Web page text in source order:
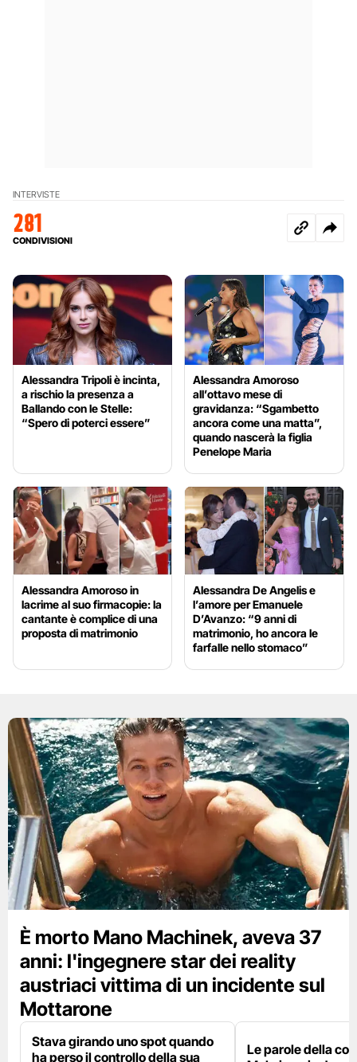
INTERVISTE
281
CONDIVISIONI
Alessandra Tripoli è incinta,
a rischio la presenza a
Ballando con le Stelle:
“Spero di poterci essere”
Alessandra Amoroso
all’ottavo mese di
gravidanza: “Sgambetto
ancora come una matta”,
quando nascerà la figlia
Penelope Maria
Alessandra Amoroso in
lacrime al suo firmacopie: la
cantante è complice di una
proposta di matrimonio
Alessandra De Angelis e
l’amore per Emanuele
D’Avanzo: “9 anni di
matrimonio, ho ancora le
farfalle nello stomaco”
È morto Mano Machinek, aveva 37
anni: l'ingegnere star dei reality
austriaci vittima di un incidente sul
Mottarone
Stava girando uno spot quando
ha perso il controllo della sua
Le parole della